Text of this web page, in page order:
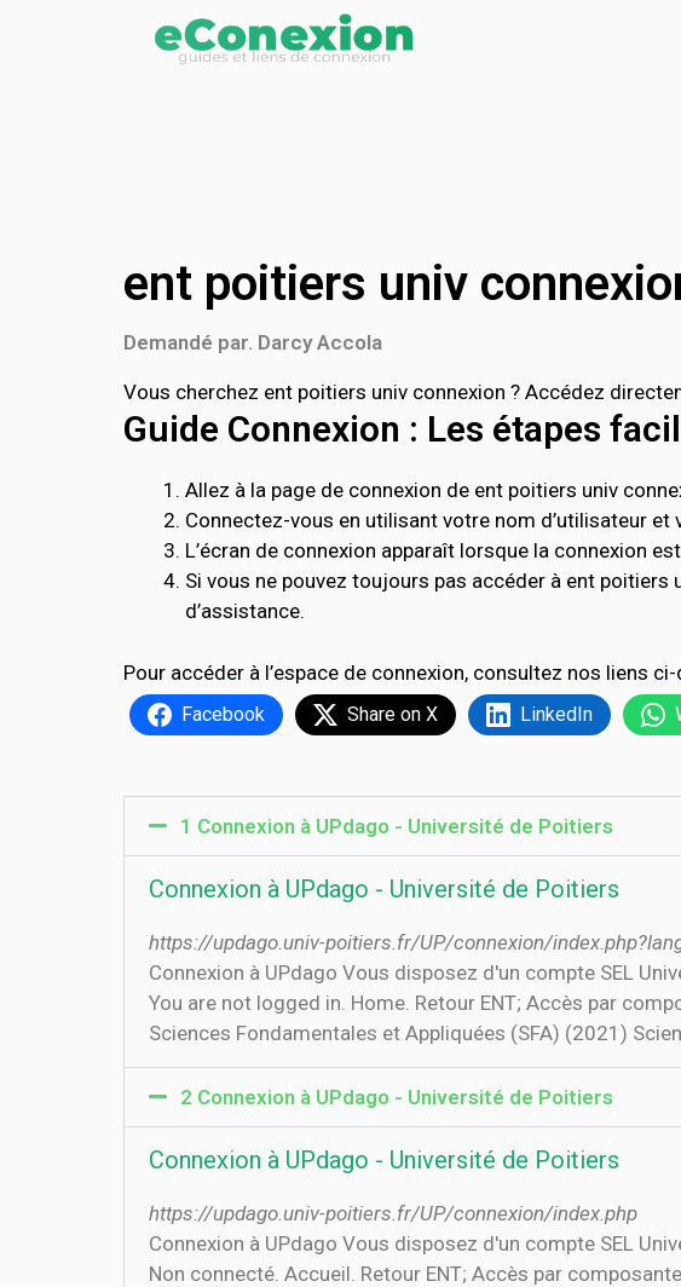
ent poitiers univ
Demandé par. Darcy Accola
Vous cherchez ent poitiers univ connexion ? Accédez
Guide Connexion : Les étapes
Allez à la page de connexion de ent poitiers univ
Connectez-vous en utilisant votre nom d’utilisateur et
L’écran de connexion apparaît lorsque la connexion
Si vous ne pouvez toujours pas accéder à ent
d’assistance.
Pour accéder à l’espace de connexion, consultez nos liens
Facebook Share on X LinkedIn
1 Connexion à UPdago - Université de Poitiers
Connexion à UPdago - Université de Poitiers
https://updago.univ-poitiers.fr/UP/connexion/
Connexion à UPdago Vous disposez d'un compte SEL
You are not logged in. Home. Retour ENT; Accès par
Sciences Fondamentales et Appliquées (SFA) (2021)
2 Connexion à UPdago - Université de Poitiers
Connexion à UPdago - Université de Poitiers
https://updago.univ-poitiers.fr/UP/connexion/index.php
Connexion à UPdago Vous disposez d'un compte SEL
Non connecté. Accueil. Retour ENT; Accès par